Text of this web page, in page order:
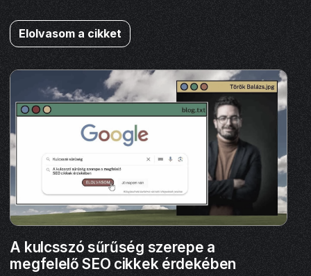
Elolvasom a cikket
A kulcsszó sűrűség szerepe a
megfelelő SEO cikkek érdekében